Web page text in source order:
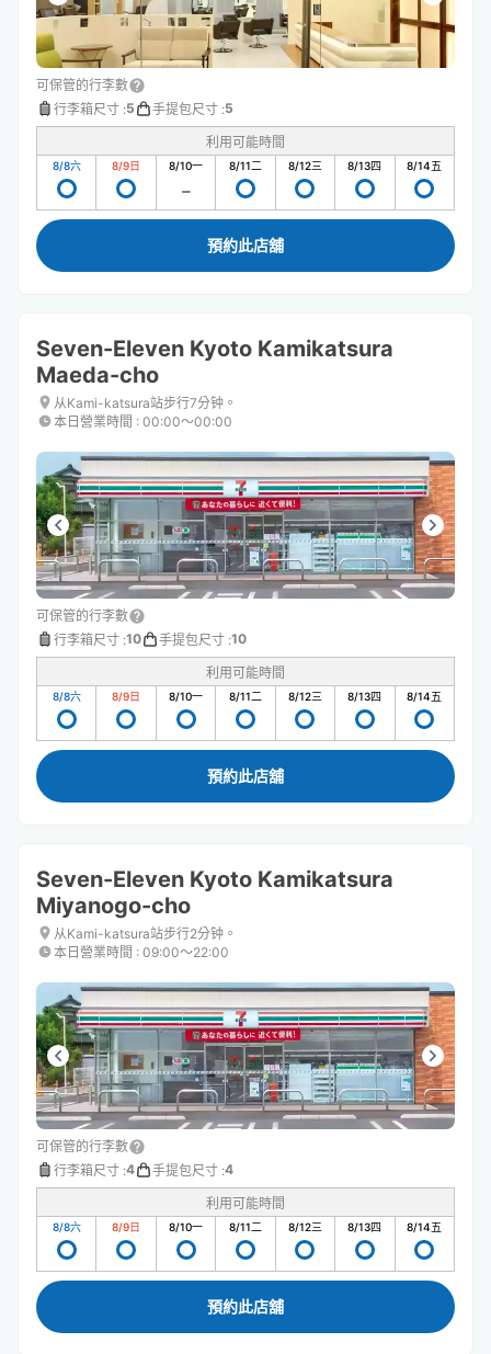
可保管的行李數
行李箱尺寸 :5 手提包尺寸 :5
利用可能時間
8/8六 8/9日 8/10一 8/11二 8/12三 8/13四 8/14五
預約此店舖
Seven-Eleven Kyoto Kamikatsura
Maeda-cho
从Kami-katsura站步行7分钟。
本日營業時間 : 00:00〜00:00
可保管的行李數
行李箱尺寸 :10 手提包尺寸 :10
利用可能時間
8/8六 8/9日 8/10一 8/11二 8/12三 8/13四 8/14五
預約此店舖
Seven-Eleven Kyoto Kamikatsura
Miyanogo-cho
从Kami-katsura站步行2分钟。
本日營業時間 : 09:00〜22:00
可保管的行李數
行李箱尺寸 :4 手提包尺寸 :4
利用可能時間
8/8六 8/9日 8/10一 8/11二 8/12三 8/13四 8/14五
預約此店舖